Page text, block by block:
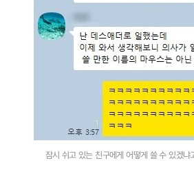
잠시 쉬고 있는 친구에게 어떻게 쓸 수 있겠